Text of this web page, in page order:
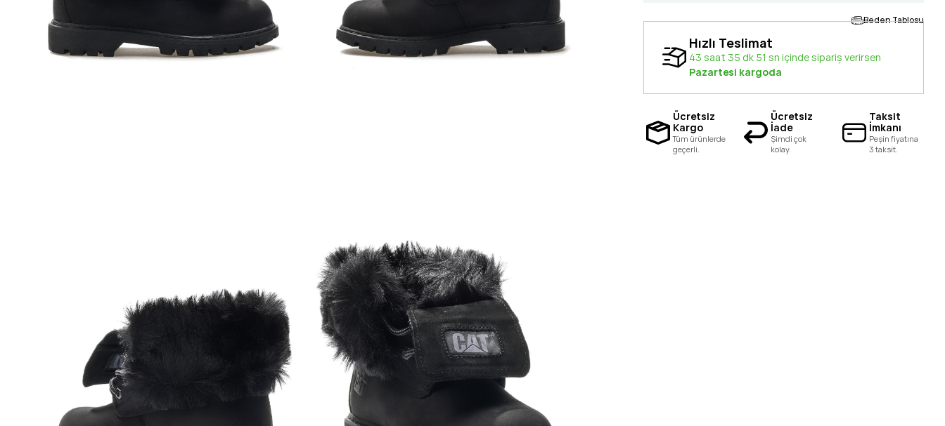
Beden Tablosu
Hızlı Teslimat
43 saat 35 dk 50 sn içinde sipariş verirsen
Pazartesi kargoda
Ücretsiz
Kargo
Tüm ürünlerde
geçerli.
Ücretsiz
İade
Şimdi çok
kolay.
Taksit
İmkanı
Peşin fiyatına
3 taksit.